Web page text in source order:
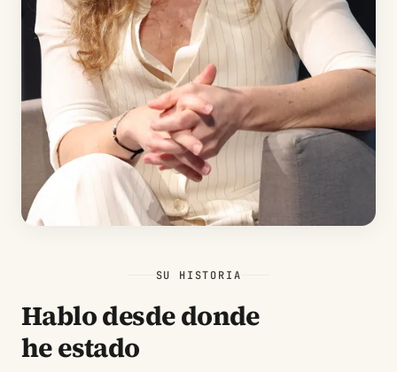
SU HISTORIA
Hablo desde donde
he estado